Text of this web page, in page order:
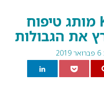
KERASTASE PARIS מותג טיפוח
את הגבולות